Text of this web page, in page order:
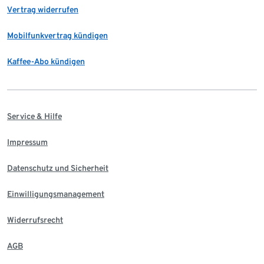
Vertrag widerrufen
Mobilfunkvertrag kündigen
Kaffee-Abo kündigen
Service & Hilfe
Impressum
Datenschutz und Sicherheit
Einwilligungsmanagement
Widerrufsrecht
AGB